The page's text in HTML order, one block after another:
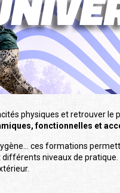
physiques et retrouver le
fonctionnelles et
ces formations
différents niveaux de